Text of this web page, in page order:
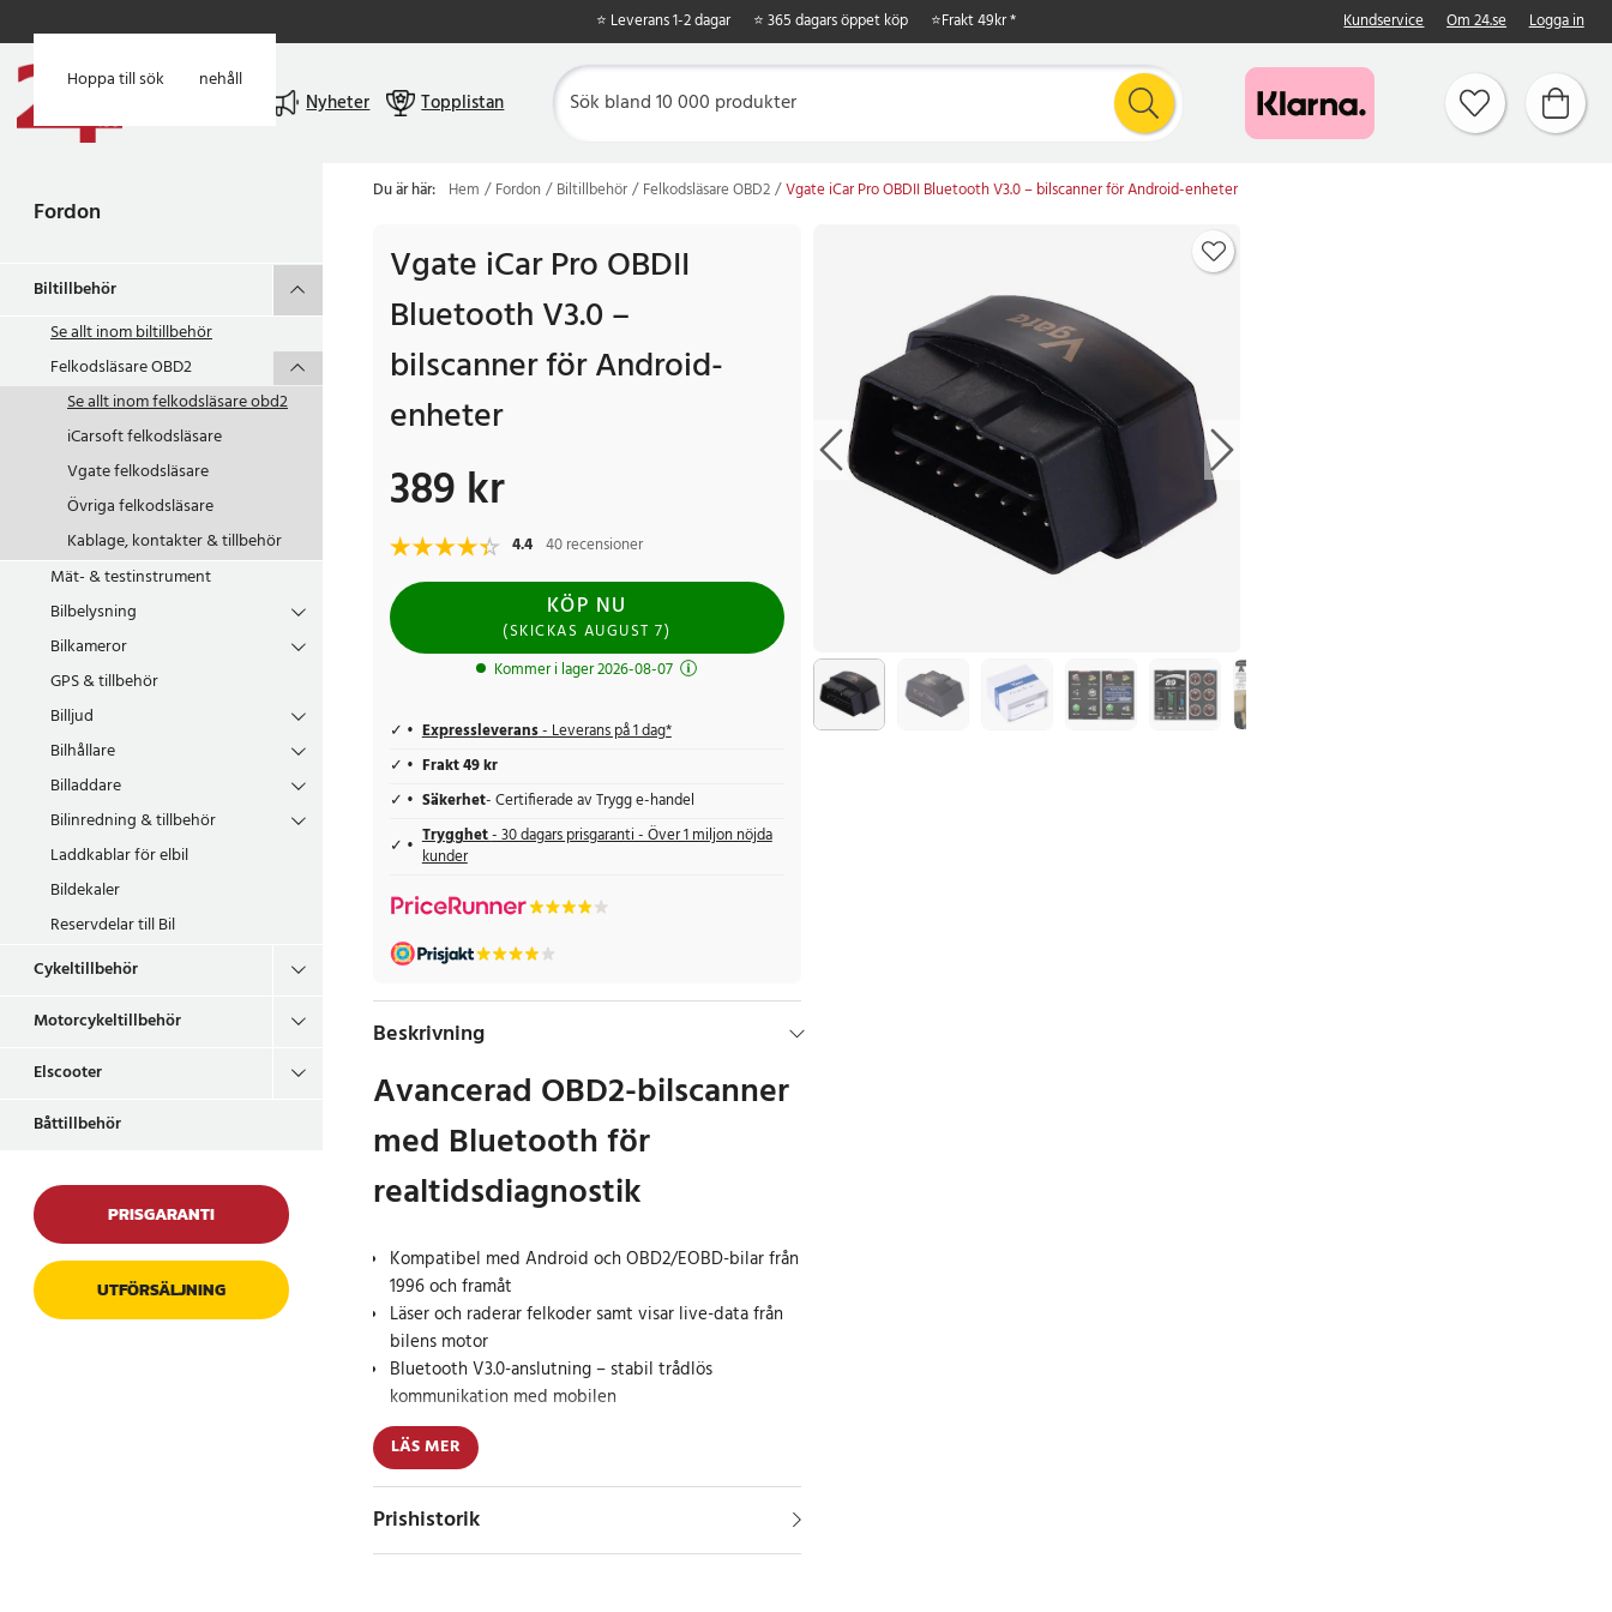
Hoppa till huvudinnehåll
Hoppa till sök
⭐ Leverans 1-2 dagar ⭐ 365 dagars öppet köp ⭐Frakt 49kr * Kundservice Om 24.se Logga in
Nyheter Topplistan
Fordon
Biltillbehör
Se allt inombiltillbehör
Felkodsläsare OBD2
Se allt inomfelkodsläsare obd2
iCarsoft felkodsläsare
Vgate felkodsläsare
Övriga felkodsläsare
Kablage, kontakter & tillbehör
Mät- & testinstrument
Bilbelysning
Bilkameror
GPS & tillbehör
Billjud
Bilhållare
Billaddare
Bilinredning & tillbehör
Laddkablar för elbil
Bildekaler
Reservdelar till Bil
Cykeltillbehör
Motorcykeltillbehör
Elscooter
Båttillbehör
PRISGARANTI
UTFÖRSÄLJNING
Du är här: Hem Fordon Biltillbehör Felkodsläsare OBD2 Vgate iCar Pro OBDII Bluetooth V3.0 – bilscanner för Android-enheter
Vgate iCar Pro OBDII
Bluetooth V3.0 –
bilscanner för Android-
enheter
Pris:389 kr
389 kr
4.4 40 recensioner
KÖP NU
(SKICKAS AUGUST 7)
Kommer i lager 2026-08-07
Expressleverans- Leverans på 1 dag*
Frakt 49 kr
Säkerhet- Certifierade av Trygg e-handel
Trygghet- 30 dagars prisgaranti - Över 1 miljon nöjda
kunder
Beskrivning
Avancerad OBD2-bilscanner
med Bluetooth för
realtidsdiagnostik
Kompatibel med Android och OBD2/EOBD-bilar från
1996 och framåt
Läser och raderar felkoder samt visar live-data från
bilens motor
Bluetooth V3.0-anslutning – stabil trådlös
kommunikation med mobilen
Vgate iCar Pro OBDII Bluetooth V3.0 är ett kraftfullt
diagnostikverktyg som ger dig tillgång till bilens
motordata i realtid direkt på din Android-enhet. Den
ansluts enkelt via Bluetooth och är kompatibel med
alla OBD2/EOBD-fordon – bensinbilar från 2001 och
LÄS MER
Prishistorik